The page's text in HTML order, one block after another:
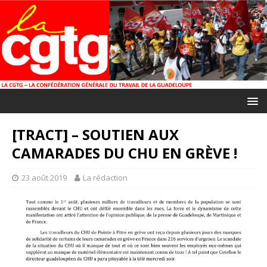
[TRACT] – SOUTIEN AUX
CAMARADES DU CHU EN GRÈVE !
23 août 2019 La rédaction